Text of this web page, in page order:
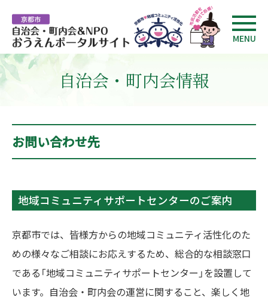
MENU
自治会・町内会情報
お問い合わせ先
地域コミュニティサポートセンターのご案内
京都市では、皆様方からの地域コミュニティ活性化のた
めの様々なご相談にお応えするため、総合的な相談窓口
である「地域コミュニティサポートセンター」を設置して
います。自治会・町内会の運営に関すること、楽しく地